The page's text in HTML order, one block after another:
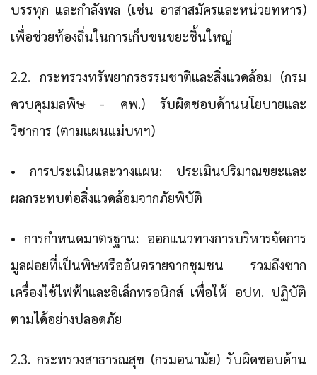
บรรทุก และกำลังพล (เช่น อาสาสมัครและหน่วยทหาร)
เพื่อช่วยท้องถิ่นในการเก็บขนขยะชิ้นใหญ่
2.2. กระทรวงทรัพยากรธรรมชาติและสิ่งแวดล้อม (กรม
ควบคุมมลพิษ - คพ.) รับผิดชอบด้านนโยบายและ
วิชาการ (ตามแผนแม่บทฯ)
• การประเมินและวางแผน: ประเมินปริมาณขยะและ
ผลกระทบต่อสิ่งแวดล้อมจากภัยพิบัติ
• การกำหนดมาตรฐาน: ออกแนวทางการบริหารจัดการ
มูลฝอยที่เป็นพิษหรืออันตรายจากชุมชน รวมถึงซาก
เครื่องใช้ไฟฟ้าและอิเล็กทรอนิกส์ เพื่อให้ อปท. ปฏิบัติ
ตามได้อย่างปลอดภัย
2.3. กระทรวงสาธารณสุข (กรมอนามัย) รับผิดชอบด้าน